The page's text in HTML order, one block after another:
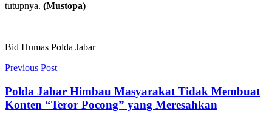
tutupnya. (Mustopa)
Bid Humas Polda Jabar
Previous Post
Polda Jabar Himbau Masyarakat Tidak Membuat
Konten “Teror Pocong” yang Meresahkan